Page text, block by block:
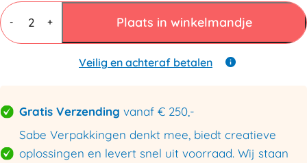
-
Schuimfolie
Rol
60cmx500mtr
1mm
+ Plaats in winkelmandje
Veilig en achteraf betalen
Gratis Verzending vanaf € 250,-
Sabe Verpakkingen denkt mee, biedt creatieve
oplossingen en levert snel uit voorraad. Wij staan